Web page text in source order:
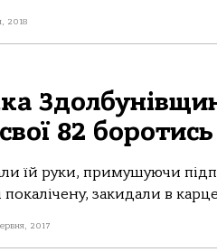
2018
82
їй руки, примушуючи
покалічену, закидали в
2017